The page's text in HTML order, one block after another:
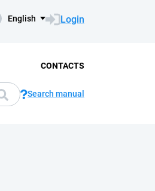
English Login
CONTACTS
Search manual